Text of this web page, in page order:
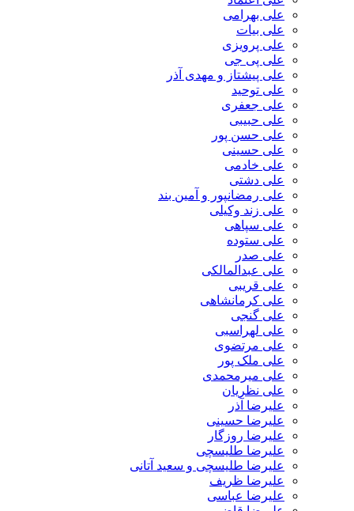
علی بهرامی
علی بیات
علی پرویزی
علی پی جی
علی پیشتاز و مهدی آذر
علی توحید
علی جعفری
علی حبیبی
علی حسن پور
علی حسینی
علی خادمی
علی دشتی
علی رمضانپور و آمین بند
علی زند وکیلی
علی سپاهی
علی ستوده
علی صدر
علی عبدالمالکی
علی قریبی
علی کرمانشاهی
علی گنجی
علی لهراسبی
علی مرتضوی
علی ملک پور
علی میرمحمدی
علی نظریان
علیرضا آذر
علیرضا حسینی
علیرضا روزگار
علیرضا طلیسچی
علیرضا طلیسچی و سعید آتانی
علیرضا ظریف
علیرضا عباسی